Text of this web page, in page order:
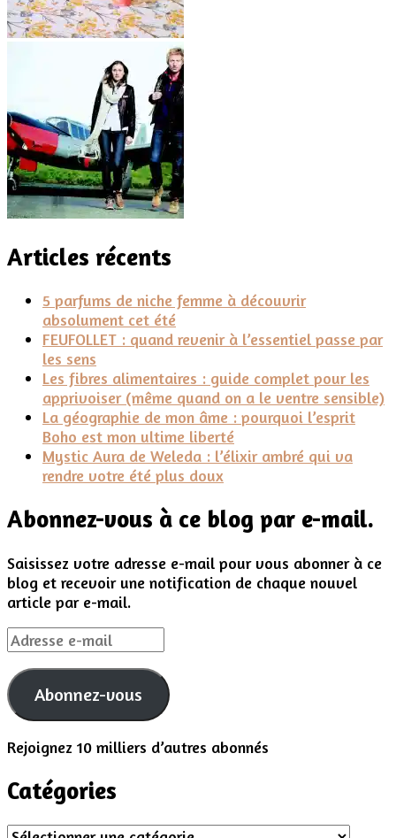
Articles récents
5 parfums de niche femme à découvrir
absolument cet été
FEUFOLLET : quand revenir à l’essentiel passe par
les sens
Les fibres alimentaires : guide complet pour les
apprivoiser (même quand on a le ventre sensible)
La géographie de mon âme : pourquoi l’esprit
Boho est mon ultime liberté
Mystic Aura de Weleda : l’élixir ambré qui va
rendre votre été plus doux
Abonnez-vous à ce blog par e-mail.
Saisissez votre adresse e-mail pour vous abonner à ce
blog et recevoir une notification de chaque nouvel
article par e-mail.
Adresse
e-
mail
Abonnez-vous
Rejoignez 10 milliers d’autres abonnés
Catégories
Catégories